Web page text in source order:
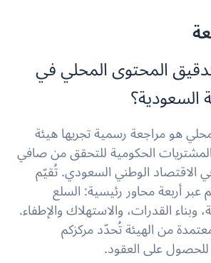
المحتوى المحلي في
السعودية؟
هو مراجعة رسمية تجريها هيئة
الحكومية للتحقق من صافي
الوطني السعودي. تُقيّم
عبر أربعة محاور رئيسية: السلع
وبناء القدرات، والاستهلاك والإطفاء.
من الهيئة تُحدّد مركزكم
للحصول على العقود.